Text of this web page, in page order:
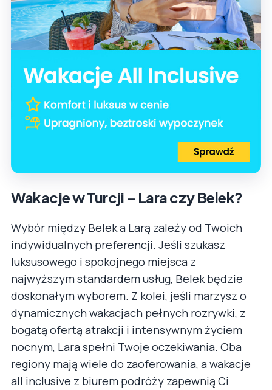
Wakacje w Turcji – Lara czy Belek?
Wybór między Belek a Larą zależy od Twoich
indywidualnych preferencji. Jeśli szukasz
luksusowego i spokojnego miejsca z
najwyższym standardem usług, Belek będzie
doskonałym wyborem. Z kolei, jeśli marzysz o
dynamicznych wakacjach pełnych rozrywki, z
bogatą ofertą atrakcji i intensywnym życiem
nocnym, Lara spełni Twoje oczekiwania. Oba
regiony mają wiele do zaoferowania, a wakacje
all inclusive z biurem podróży zapewnią Ci